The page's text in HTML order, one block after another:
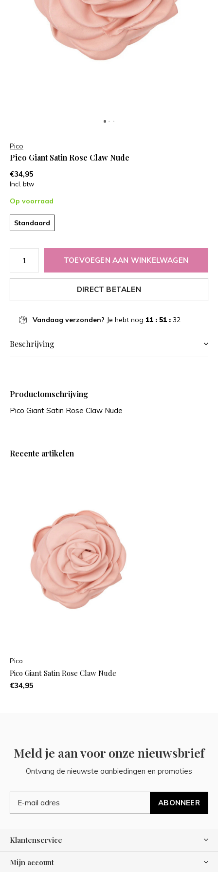
Pico
Pico Giant Satin Rose Claw Nude
€34,95
Incl. btw
Op voorraad
Standaard
TOEVOEGEN AAN WINKELWAGEN
DIRECT BETALEN
Vandaag verzonden? Je hebt nog 11 : 51 : 32
Beschrijving
Productomschrijving
Pico Giant Satin Rose Claw Nude
Recente artikelen
Pico
Pico Giant Satin Rose Claw Nude
€34,95
Meld je aan voor onze nieuwsbrief
Ontvang de nieuwste aanbiedingen en promoties
ABONNEER
Klantenservice
Mijn account